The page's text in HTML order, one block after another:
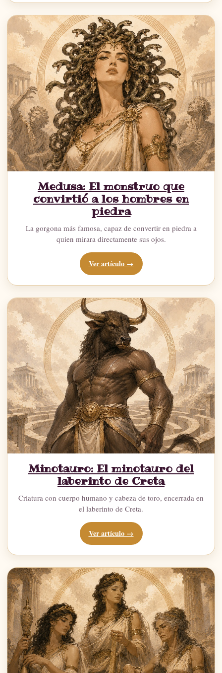
Medusa: El monstruo que
convirtió a los hombres en
piedra
La gorgona más famosa, capaz de convertir en piedra a
quien mirara directamente sus ojos.
Ver artículo →
Minotauro: El minotauro del
laberinto de Creta
Criatura con cuerpo humano y cabeza de toro, encerrada en
el laberinto de Creta.
Ver artículo →